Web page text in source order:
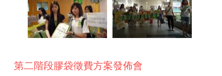
第二階段膠袋徵費方案發佈會